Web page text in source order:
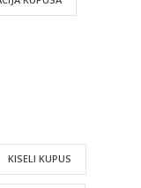
KISELI KUPUS